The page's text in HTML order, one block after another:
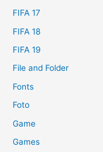
FIFA 17
FIFA 18
FIFA 19
File and Folder
Fonts
Foto
Game
Games